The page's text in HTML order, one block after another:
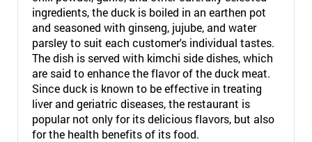
ingredients, the duck is boiled in an earthen pot
and seasoned with ginseng, jujube, and water
parsley to suit each customer's individual tastes.
The dish is served with kimchi side dishes, which
are said to enhance the flavor of the duck meat.
Since duck is known to be effective in treating
liver and geriatric diseases, the restaurant is
popular not only for its delicious flavors, but also
for the health benefits of its food.